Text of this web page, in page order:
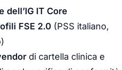
dell’IG IT Core
FSE 2.0 (PSS italiano,
di cartella clinica e